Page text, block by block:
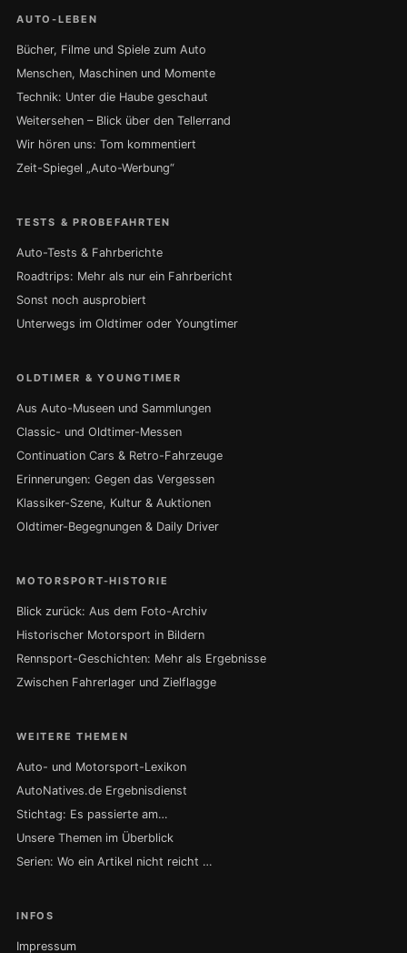
AUTO-LEBEN
Bücher, Filme und Spiele zum Auto
Menschen, Maschinen und Momente
Technik: Unter die Haube geschaut
Weitersehen – Blick über den Tellerrand
Wir hören uns: Tom kommentiert
Zeit-Spiegel „Auto-Werbung“
TESTS & PROBEFAHRTEN
Auto-Tests & Fahrberichte
Roadtrips: Mehr als nur ein Fahrbericht
Sonst noch ausprobiert
Unterwegs im Oldtimer oder Youngtimer
OLDTIMER & YOUNGTIMER
Aus Auto-Museen und Sammlungen
Classic- und Oldtimer-Messen
Continuation Cars & Retro-Fahrzeuge
Erinnerungen: Gegen das Vergessen
Klassiker-Szene, Kultur & Auktionen
Oldtimer-Begegnungen & Daily Driver
MOTORSPORT-HISTORIE
Blick zurück: Aus dem Foto-Archiv
Historischer Motorsport in Bildern
Rennsport-Geschichten: Mehr als Ergebnisse
Zwischen Fahrerlager und Zielflagge
WEITERE THEMEN
Auto- und Motorsport-Lexikon
AutoNatives.de Ergebnisdienst
Stichtag: Es passierte am…
Unsere Themen im Überblick
Serien: Wo ein Artikel nicht reicht …
INFOS
Impressum